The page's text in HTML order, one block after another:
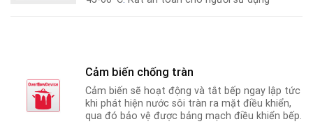
Cảm biến chống tràn
Cảm biến sẽ hoạt động và tắt bếp ngay lập tức
khi phát hiện nước sôi tràn ra mặt điều khiển,
qua đó bảo vệ được bảng mạch điều khiển bếp.